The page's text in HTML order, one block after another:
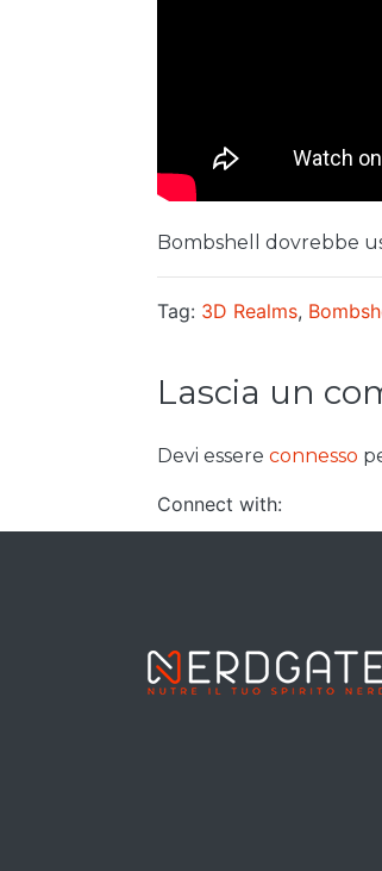
Bombshell dovrebbe
Tag: 3D Realms,
Lascia un
Devi essere connesso
Connect with: